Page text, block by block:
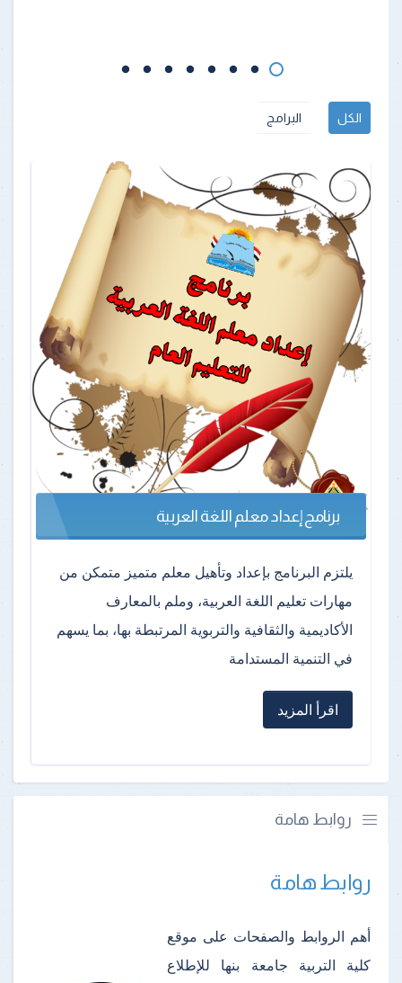
الكل البرامج
برنامج إعداد معلم اللغة العربية
يلتزم البرنامج بإعداد وتأهيل معلم متميز متمكن من
مهارات تعليم اللغة العربية، وملم بالمعارف
الأكاديمية والثقافية والتربوية المرتبطة بها، بما يسهم
في التنمية المستدامة
اقرأ المزيد
روابط هامة
روابط هامة
أهم الروابط والصفحات على موقع
كلية التربية جامعة بنها للإطلاع